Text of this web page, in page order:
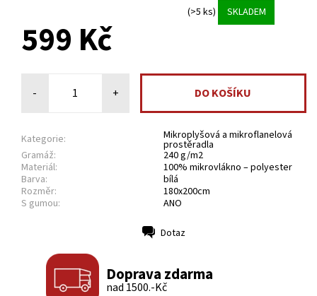
(>5 ks) SKLADEM
599 Kč
- +
Kategorie: Mikroplyšová a mikroflanelová
prostěradla
Gramáž:
240 g/m2
Materiál:
100% mikrovlákno – polyester
Barva:
bílá
Rozměr:
180x200cm
S gumou:
ANO
Dotaz
Doprava zdarma
nad 1500.-Kč